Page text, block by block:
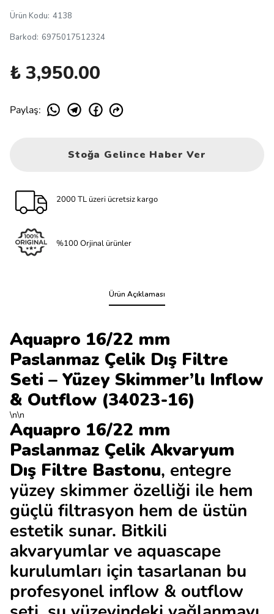
Ürün Kodu: 4138
Barkod: 6975017512324
₺ 3,950.00
Paylaş:
Stoğa Gelince Haber Ver
2000 TL üzeri ücretsiz kargo
%100 Orjinal ürünler
Ürün Açıklaması
Aquapro 16/22 mm
Paslanmaz Çelik Dış Filtre
Seti – Yüzey Skimmer’lı Inflow
& Outflow (34023-16)
\n\n
Aquapro 16/22 mm
Paslanmaz Çelik Akvaryum
Dış Filtre Bastonu, entegre
yüzey skimmer özelliği ile hem
güçlü filtrasyon hem de üstün
estetik sunar. Bitkili
akvaryumlar ve aquascape
kurulumları için tasarlanan bu
profesyonel inflow & outflow